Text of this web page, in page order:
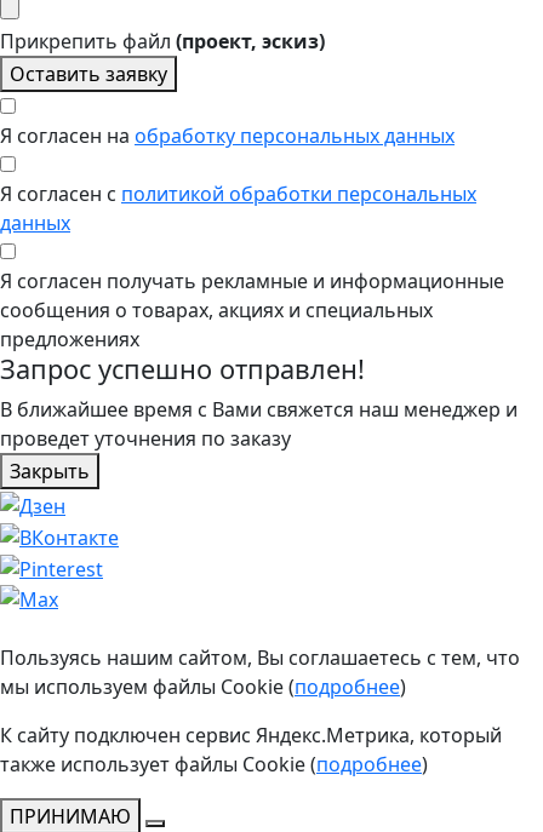
Прикрепить файл (проект, эскиз)
Оставить заявку
Я согласен на обработку персональных данных
Я согласен с политикой обработки персональных
данных
Я согласен получать рекламные и информационные
сообщения о товарах, акциях и специальных
предложениях
Запрос успешно отправлен!
В ближайшее время с Вами свяжется наш менеджер и
проведет уточнения по заказу
Закрыть
Пользуясь нашим сайтом, Вы соглашаетесь с тем, что
мы используем файлы Cookie (подробнее)
К сайту подключен сервис Яндекс.Метрика, который
также использует файлы Cookie (подробнее)
ПРИНИМАЮ